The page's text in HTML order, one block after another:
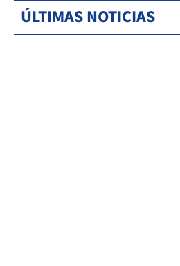
ÚLTIMAS NOTICIAS